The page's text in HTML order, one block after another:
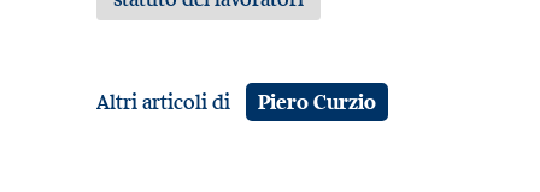
Altri articoli di Piero Curzio